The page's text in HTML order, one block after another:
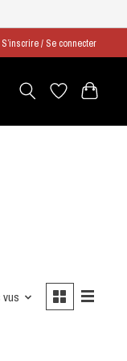
S’inscrire / Se connecter
vus